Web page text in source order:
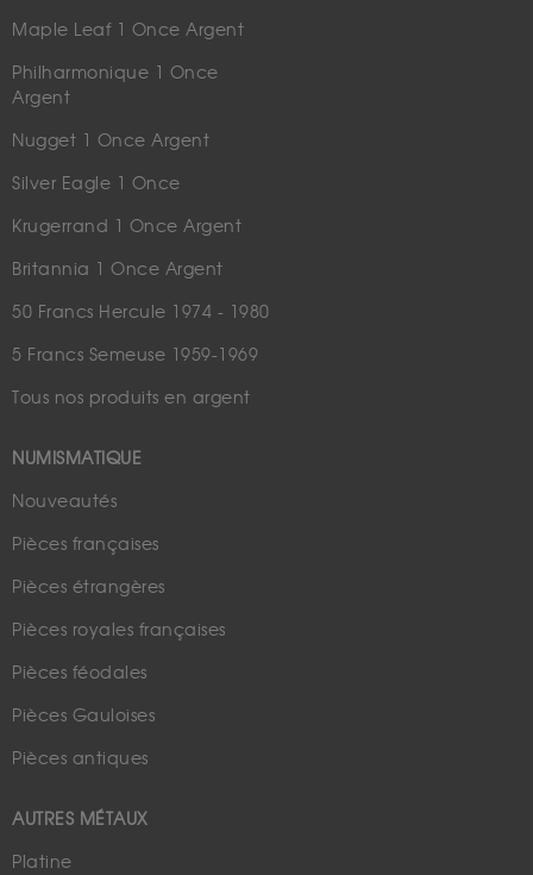
Maple Leaf 1 Once Argent
Philharmonique 1 Once
Argent
Nugget 1 Once Argent
Silver Eagle 1 Once
Krugerrand 1 Once Argent
Britannia 1 Once Argent
50 Francs Hercule 1974 - 1980
5 Francs Semeuse 1959-1969
Tous nos produits en argent
NUMISMATIQUE
Nouveautés
Pièces françaises
Pièces étrangères
Pièces royales françaises
Pièces féodales
Pièces Gauloises
Pièces antiques
AUTRES MÉTAUX
Platine